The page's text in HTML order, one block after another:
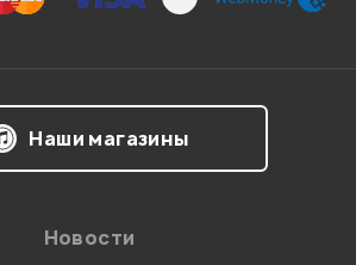
Наши магазины
Новости